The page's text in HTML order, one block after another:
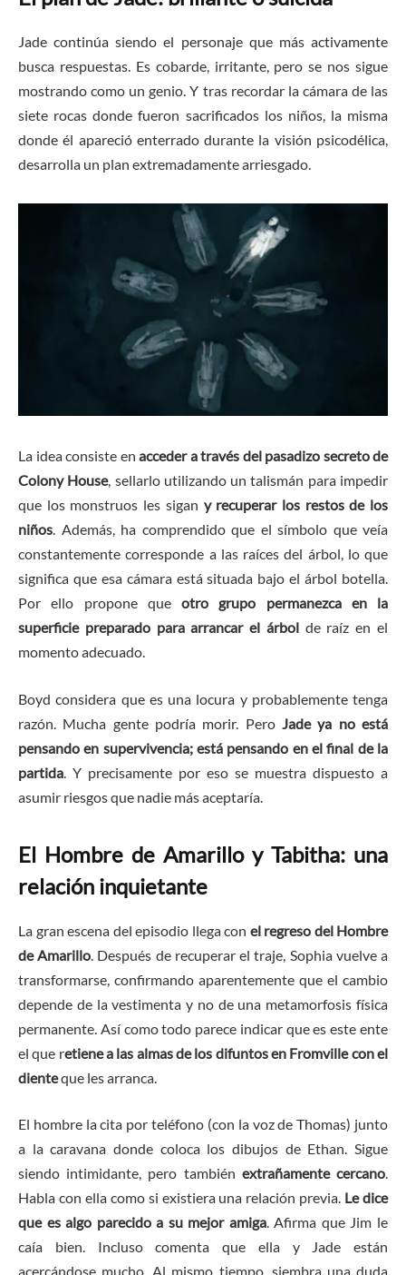
Jade continúa siendo el personaje que más activamente
busca respuestas. Es cobarde, irritante, pero se nos sigue
mostrando como un genio. Y tras recordar la cámara de las
siete rocas donde fueron sacrificados los niños, la misma
donde él apareció enterrado durante la visión psicodélica,
desarrolla un plan extremadamente arriesgado.
La idea consiste en acceder a través del pasadizo secreto de
Colony House, sellarlo utilizando un talismán para impedir
que los monstruos les sigan y recuperar los restos de los
niños. Además, ha comprendido que el símbolo que veía
constantemente corresponde a las raíces del árbol, lo que
significa que esa cámara está situada bajo el árbol botella.
Por ello propone que otro grupo permanezca en la
superficie preparado para arrancar el árbolde raíz en el
momento adecuado.
Boyd considera que es una locura y probablemente tenga
razón. Mucha gente podría morir. Pero Jade ya no está
pensando en supervivencia; está pensando en el final de la
partida . Y precisamente por eso se muestra dispuesto a
asumir riesgos que nadie más aceptaría.
El Hombre de Amarillo y Tabitha: una
relación inquietante
La gran escena del episodio llega con el regreso del Hombre
de Amarillo. Después de recuperar el traje, Sophia vuelve a
transformarse, confirmando aparentemente que el cambio
depende de la vestimenta y no de una metamorfosis física
permanente. Así como todo parece indicar que es este ente
el que retiene a las almas de los difuntos en Fromville con el
dienteque les arranca.
El hombre la cita por teléfono (con la voz de Thomas) junto
a la caravana donde coloca los dibujos de Ethan. Sigue
siendo intimidante, pero también extrañamente cercano.
Habla con ella como si existiera una relación previa. Le dice
que es algo parecido a su mejor amiga. Afirma que Jim le
caía bien. Incluso comenta que ella y Jade están
acercándose mucho. Al mismo tiempo, siembra una duda